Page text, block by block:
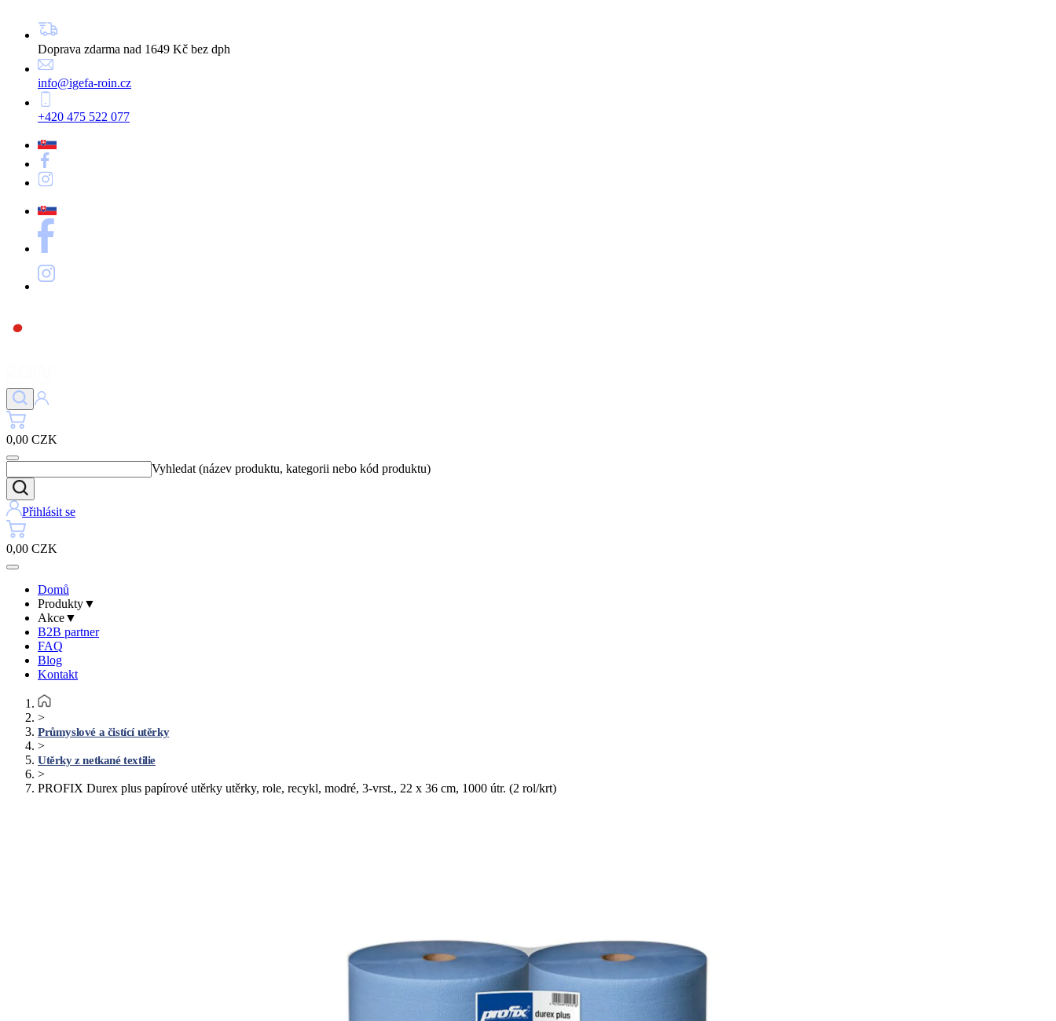
Doprava zdarma nad 1649 Kč bez dph
info@igefa-roin.cz
+420 475 522 077
0,00 CZK
Vyhledat (název produktu, kategorii nebo kód produktu)
Přihlásit se
0,00 CZK
Domů
Produkty▼
Akce▼
B2B partner
FAQ
Blog
Kontakt
>
Průmyslové a čistící utěrky
>
Utěrky z netkané textilie
>
PROFIX Durex plus papírové utěrky utěrky, role, recykl, modré, 3-vrst., 22 x 36 cm, 1000 útr. (2 rol/krt)